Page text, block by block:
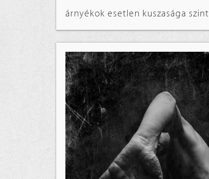
árnyékok esetlen kuszasága